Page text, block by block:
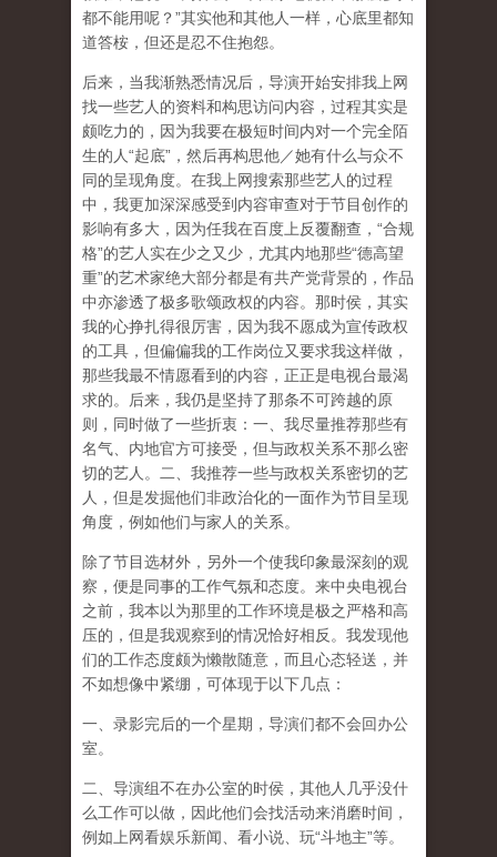
都不能用呢？”其实他和其他人一样，心底里都知
道答桉，但还是忍不住抱怨。
后来，当我渐熟悉情况后，导演开始安排我上网
找一些艺人的资料和构思访问内容，过程其实是
颇吃力的，因为我要在极短时间内对一个完全陌
生的人“起底”，然后再构思他／她有什么与众不
同的呈现角度。在我上网搜索那些艺人的过程
中，我更加深深感受到内容审查对于节目创作的
影响有多大，因为任我在百度上反覆翻查，“合规
格”的艺人实在少之又少，尤其内地那些“德高望
重”的艺术家绝大部分都是有共产党背景的，作品
中亦渗透了极多歌颂政权的内容。那时侯，其实
我的心挣扎得很厉害，因为我不愿成为宣传政权
的工具，但偏偏我的工作岗位又要求我这样做，
那些我最不情愿看到的内容，正正是电视台最渴
求的。后来，我仍是坚持了那条不可跨越的原
则，同时做了一些折衷：一、我尽量推荐那些有
名气、内地官方可接受，但与政权关系不那么密
切的艺人。二、我推荐一些与政权关系密切的艺
人，但是发掘他们非政治化的一面作为节目呈现
角度，例如他们与家人的关系。
除了节目选材外，另外一个使我印象最深刻的观
察，便是同事的工作气氛和态度。来中央电视台
之前，我本以为那里的工作环境是极之严格和高
压的，但是我观察到的情况恰好相反。我发现他
们的工作态度颇为懒散随意，而且心态轻送，并
不如想像中紧绷，可体现于以下几点：
一、录影完后的一个星期，导演们都不会回办公
室。
二、导演组不在办公室的时侯，其他人几乎没什
么工作可以做，因此他们会找活动来消磨时间，
例如上网看娱乐新闻、看小说、玩“斗地主”等。